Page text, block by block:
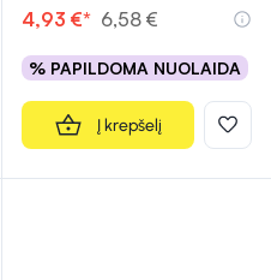
4,93 €* 6,58 €
% PAPILDOMA NUOLAIDA
Į krepšelį